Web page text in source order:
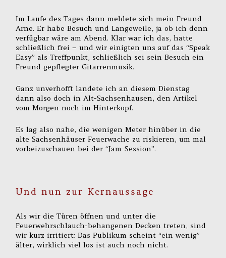
Im Laufe des Tages dann meldete sich mein Freund
Arne. Er habe Besuch und Langeweile, ja ob ich denn
verfügbar wäre am Abend. Klar war ich das, hatte
schließlich frei – und wir einigten uns auf das “Speak
Easy” als Treffpunkt, schließlich sei sein Besuch ein
Freund gepflegter Gitarrenmusik.
Ganz unverhofft landete ich an diesem Dienstag
dann also doch in Alt-Sachsenhausen, den Artikel
vom Morgen noch im Hinterkopf.
Es lag also nahe, die wenigen Meter hinüber in die
alte Sachsenhäuser Feuerwache zu riskieren, um mal
vorbeizuschauen bei der “Jam-Session”.
Und nun zur Kernaussage
Als wir die Türen öffnen und unter die
Feuerwehrschlauch-behangenen Decken treten, sind
wir kurz irritiert: Das Publikum scheint “ein wenig”
älter, wirklich viel los ist auch noch nicht.